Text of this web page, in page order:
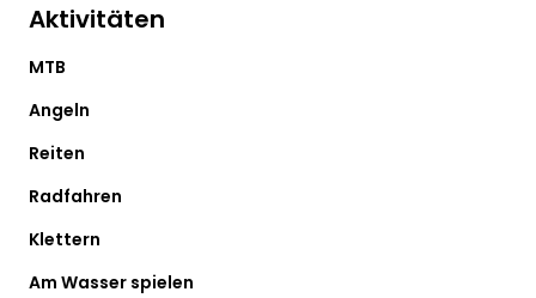
Aktivitäten
MTB
Angeln
Reiten
Radfahren
Klettern
Am Wasser spielen